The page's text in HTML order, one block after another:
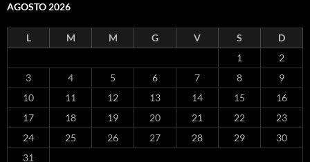
AGOSTO 2026
L M M G V S
D
1
2
3
4 5 6 7 8
9
10
11 12 13 14 15
16
17
18 19 20 21 22
23
24
25 26 27 28 29
30
31